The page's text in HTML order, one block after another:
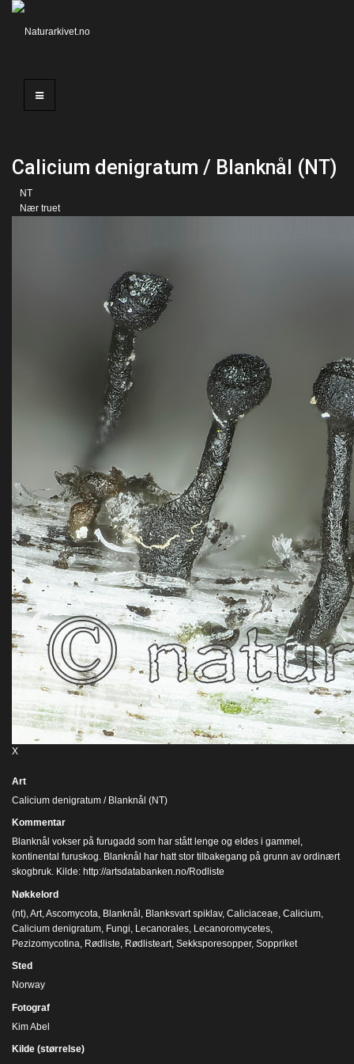
Calicium denigratum / Blanknål (NT)
NT
Nær truet
X
Art
Calicium denigratum / Blanknål (NT)
Kommentar
Blanknål vokser på furugadd som har stått lenge og eldes i gammel,
kontinental furuskog. Blanknål har hatt stor tilbakegang på grunn av ordinært
skogbruk. Kilde: http://artsdatabanken.no/Rodliste
Nøkkelord
(nt) Art Ascomycota Blanknål Blanksvart spiklav, Caliciaceae Calicium
Calicium denigratum Fungi Lecanorales Lecanoromycetes
Pezizomycotina Rødliste Rødlisteart Sekksporesopper, Soppriket
Sted
Norway
Fotograf
Kim Abel
Kilde (størrelse)